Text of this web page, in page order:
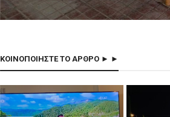
ΚΟΙΝΟΠΟΙΗΣΤΕ ΤΟ ΑΡΘΡΟ ► ►